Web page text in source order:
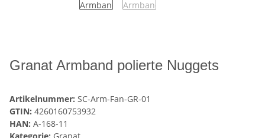
Granat Armband polierte Nuggets
Artikelnummer: SC-Arm-Fan-GR-01
GTIN: 4260160753932
HAN: A-168-11